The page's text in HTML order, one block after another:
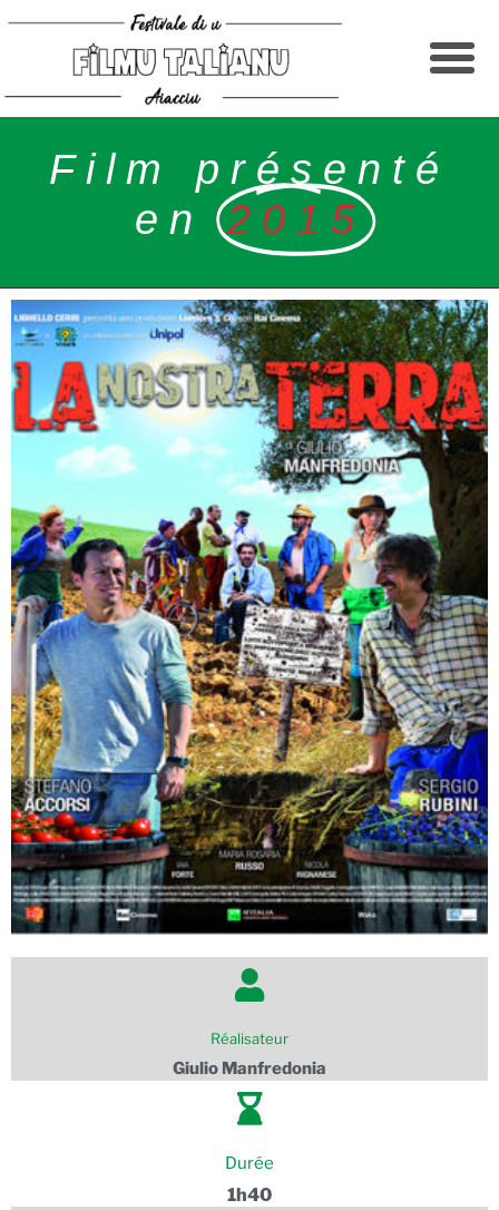
Film présenté
en
2015
Réalisateur
Giulio Manfredonia
Durée
1h40